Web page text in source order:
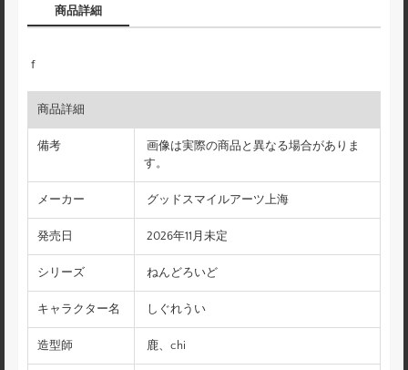
商品詳細
ｆ
商品詳細
備考
画像は実際の商品と異なる場合がありま
す。
メーカー グッドスマイルアーツ上海
発売日 2026年11月未定
シリーズ ねんどろいど
キャラクター名 しぐれうい
造型師 鹿、chi